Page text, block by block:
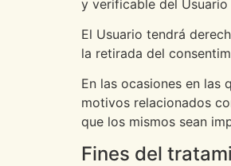
y verificable del
El Usuario tendrá
la retirada del
En las ocasiones en
motivos relacionados
que los mismos sean
Fines del